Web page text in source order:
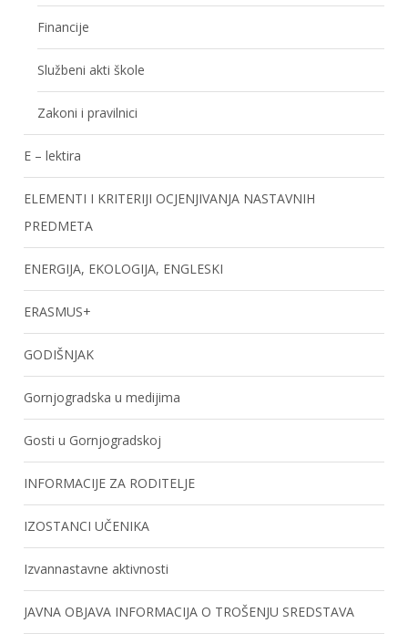
Financije
Službeni akti škole
Zakoni i pravilnici
E – lektira
ELEMENTI I KRITERIJI OCJENJIVANJA NASTAVNIH
PREDMETA
ENERGIJA, EKOLOGIJA, ENGLESKI
ERASMUS+
GODIŠNJAK
Gornjogradska u medijima
Gosti u Gornjogradskoj
INFORMACIJE ZA RODITELJE
IZOSTANCI UČENIKA
Izvannastavne aktivnosti
JAVNA OBJAVA INFORMACIJA O TROŠENJU SREDSTAVA